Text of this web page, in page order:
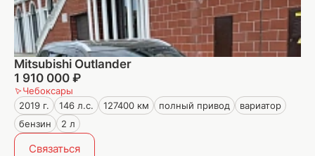
Mitsubishi Outlander
1 910 000 ₽
Чебоксары
2019 г.
146 л.с. 127400 км полный привод
вариатор
бензин
2 л
Связаться